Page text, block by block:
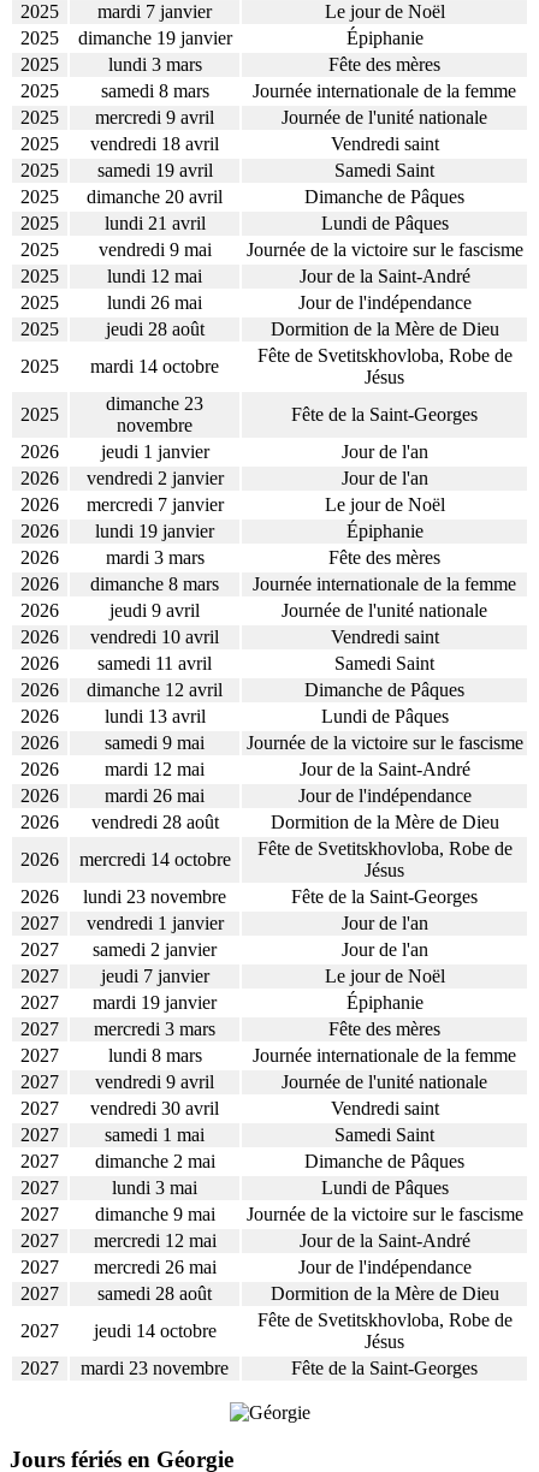
2025
mardi 7 janvier
Le jour de Noël
2025
dimanche 19 janvier
Épiphanie
2025
lundi 3 mars
Fête des mères
2025
samedi 8 mars
Journée internationale de la femme
2025
mercredi 9 avril
Journée de l'unité nationale
2025
vendredi 18 avril
Vendredi saint
2025
samedi 19 avril
Samedi Saint
2025
dimanche 20 avril
Dimanche de Pâques
2025
lundi 21 avril
Lundi de Pâques
2025
vendredi 9 mai
Journée de la victoire sur le fascisme
2025
lundi 12 mai
Jour de la Saint-André
2025
lundi 26 mai
Jour de l'indépendance
2025
jeudi 28 août
Dormition de la Mère de Dieu
2025
mardi 14 octobre
Fête de Svetitskhovloba, Robe de
Jésus
2025
dimanche 23
novembre
Fête de la Saint-Georges
2026
jeudi 1 janvier
Jour de l'an
2026
vendredi 2 janvier
Jour de l'an
2026
mercredi 7 janvier
Le jour de Noël
2026
lundi 19 janvier
Épiphanie
2026
mardi 3 mars
Fête des mères
2026
dimanche 8 mars
Journée internationale de la femme
2026
jeudi 9 avril
Journée de l'unité nationale
2026
vendredi 10 avril
Vendredi saint
2026
samedi 11 avril
Samedi Saint
2026
dimanche 12 avril
Dimanche de Pâques
2026
lundi 13 avril
Lundi de Pâques
2026
samedi 9 mai
Journée de la victoire sur le fascisme
2026
mardi 12 mai
Jour de la Saint-André
2026
mardi 26 mai
Jour de l'indépendance
2026
vendredi 28 août
Dormition de la Mère de Dieu
2026
mercredi 14 octobre
Fête de Svetitskhovloba, Robe de
Jésus
2026
lundi 23 novembre
Fête de la Saint-Georges
2027
vendredi 1 janvier
Jour de l'an
2027
samedi 2 janvier
Jour de l'an
2027
jeudi 7 janvier
Le jour de Noël
2027
mardi 19 janvier
Épiphanie
2027
mercredi 3 mars
Fête des mères
2027
lundi 8 mars
Journée internationale de la femme
2027
vendredi 9 avril
Journée de l'unité nationale
2027
vendredi 30 avril
Vendredi saint
2027
samedi 1 mai
Samedi Saint
2027
dimanche 2 mai
Dimanche de Pâques
2027
lundi 3 mai
Lundi de Pâques
2027
dimanche 9 mai
Journée de la victoire sur le fascisme
2027
mercredi 12 mai
Jour de la Saint-André
2027
mercredi 26 mai
Jour de l'indépendance
2027
samedi 28 août
Dormition de la Mère de Dieu
2027
jeudi 14 octobre
Fête de Svetitskhovloba, Robe de
Jésus
2027
mardi 23 novembre Fête de la Saint-Georges
Jours fériés en Géorgie